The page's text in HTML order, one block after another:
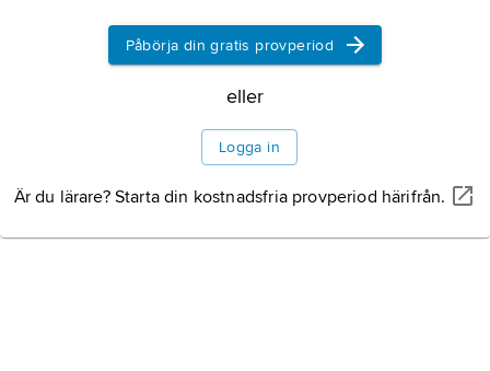
Information om artikeln
Påbörja din gratis provperiod
eller
Logga in
Är du lärare? Starta din kostnadsfria provperiod härifrån.